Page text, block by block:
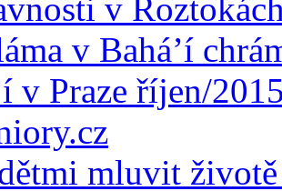
v
v Bahá’í
v Praze říjen/
mluvit